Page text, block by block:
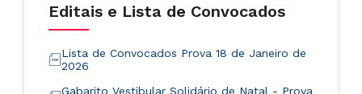
Editais e Lista de Convocados
Lista de Convocados Prova 18 de Janeiro de
2026
Gabarito Vestibular Solidário de Natal - Prova